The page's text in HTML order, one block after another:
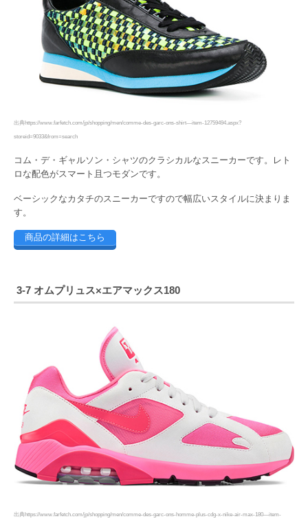
出典https://www.farfetch.com/jp/shopping/men/comme-des-garc-ons-shirt—item-12759494.aspx?
storeid=9033&from=search
コム・デ・ギャルソン・シャツのクラシカルなスニーカーです。レト
ロな配色がスマート且つモダンです。
ベーシックなカタチのスニーカーですので幅広いスタイルに決まりま
す。
商品の詳細はこちら
3-7 オムプリュス×エアマックス180
出典https://www.farfetch.com/jp/shopping/men/comme-des-garc-ons-homme-plus-cdg-x-nike-air-max-180—item-